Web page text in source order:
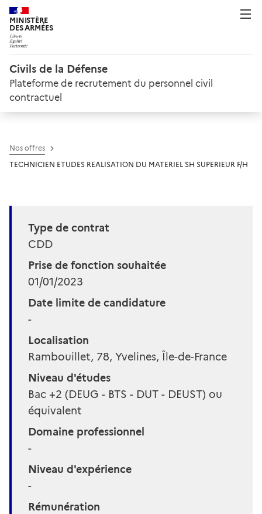
MINISTÈRE
DES ARMÉES
Civils de la Défense
Plateforme de recrutement du personnel civil
contractuel
Nos offres
TECHNICIEN ETUDES REALISATION DU MATERIEL SH SUPERIEUR F/H
Type de contrat
CDD
Prise de fonction souhaitée
01/01/2023
Date limite de candidature
-
Localisation
Rambouillet, 78, Yvelines, Île-de-France
Niveau d'études
Bac +2 (DEUG - BTS - DUT - DEUST) ou
équivalent
Domaine professionnel
-
Niveau d'expérience
-
Rémunération